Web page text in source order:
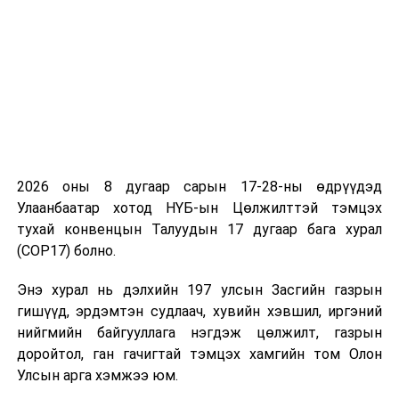
санал, дүгнэлтийн төсөл боловсруулах үүрэг
бүхий Нийгмийн бодлого, боловсрол, соёл,
шинжлэх ухааны байнгын хорооны ажлын
хэсгийн хуралдаан 14.00 цагаас 334 тоот
өрөөнд.
УНШСАН: 6001
ДАРААХ МЭДЭЭ
Сэрэмжлүүлэг
ӨМНӨХ МЭДЭЭ
2026 оны 8 дугаар сарын 17-28-ны өдрүүдэд
Улаанбаатар хотод НҮБ-ын Цөлжилттэй тэмцэх
тухай конвенцын Талуудын 17 дугаар бага хурал
(COP17) болно.
Энэ хурал нь дэлхийн 197 улсын Засгийн газрын
гишүүд, эрдэмтэн судлаач, хувийн хэвшил, иргэний
нийгмийн байгууллага нэгдэж цөлжилт, газрын
доройтол, ган гачигтай тэмцэх хамгийн том Олон
Улсын арга хэмжээ юм.